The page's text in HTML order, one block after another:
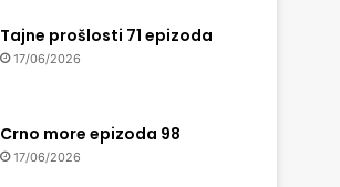
Tajne prošlosti 71 epizoda
17/06/2026
Crno more epizoda 98
17/06/2026